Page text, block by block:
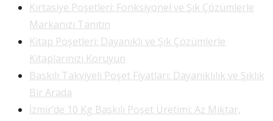
Kırtasiye Poşetleri: Fonksiyonel ve Şık Çözümlerle
Markanızı Tanıtın
Kitap Poşetleri: Dayanıklı ve Şık Çözümlerle
Kitaplarınızı Koruyun
Baskılı Takviyeli Poşet Fiyatları: Dayanıklılık ve Şıklık
Bir Arada
İzmir’de 10 Kg Baskılı Poşet Üretimi: Az Miktar,